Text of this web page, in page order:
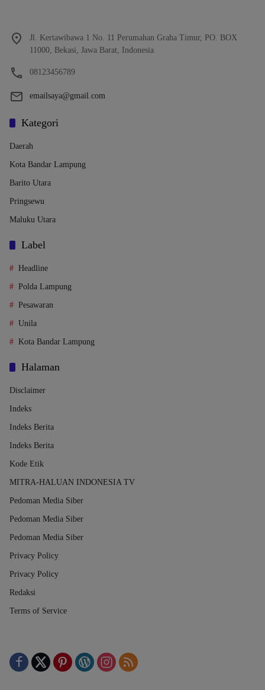
Jl. Kertawibawa 1 No. 11 Perumahan Graha Timur, PO. BOX
11000, Bekasi, Jawa Barat, Indonesia
08123456789
emailsaya@gmail.com
Kategori
Daerah
Kota Bandar Lampung
Barito Utara
Pringsewu
Maluku Utara
Label
Headline
Polda Lampung
Pesawaran
Unila
Kota Bandar Lampung
Halaman
Disclaimer
Indeks
Indeks Berita
Indeks Berita
Kode Etik
MITRA-HALUAN INDONESIA TV
Pedoman Media Siber
Pedoman Media Siber
Pedoman Media Siber
Privacy Policy
Privacy Policy
Redaksi
Terms of Service